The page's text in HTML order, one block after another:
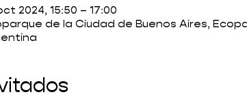
2024, 15:50 – 17:00
de la Ciudad de Buenos Aires,